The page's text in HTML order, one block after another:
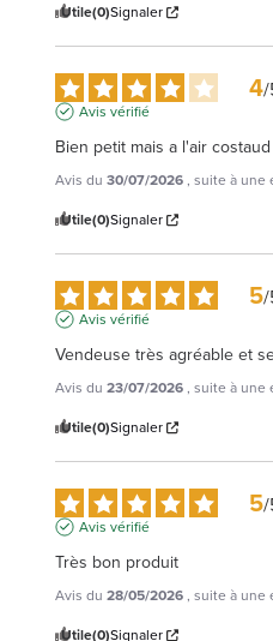
Utile(0)Signaler
4/
Avis vérifié
Bien petit mais a l'air costaud
Avis du 30/07/2026, suite à une
Utile(0)Signaler
5/
Avis vérifié
Vendeuse très agréable et
Avis du 23/07/2026, suite à une
Utile(0)Signaler
5/
Avis vérifié
Très bon produit
Avis du 28/05/2026, suite à une
Utile(0)Signaler